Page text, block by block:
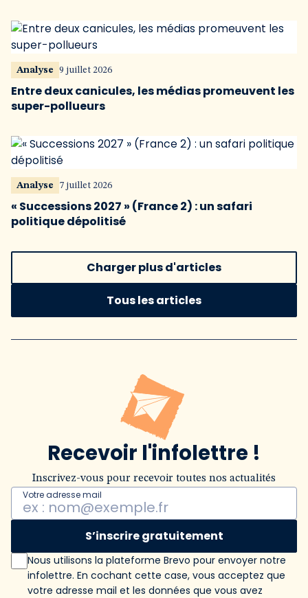
Analyse 9 juillet 2026
Entre deux canicules, les médias promeuvent les
super-pollueurs
Analyse 7 juillet 2026
« Successions 2027 » (France 2) : un safari
politique dépolitisé
Charger plus d'articles
Tous les articles
Recevoir l'infolettre !
Inscrivez-vous pour recevoir toutes nos actualités
Votre adresse mail
S’inscrire gratuitement
Nous utilisons la plateforme Brevo pour envoyer notre
infolettre. En cochant cette case, vous acceptez que
votre adresse mail et les données que vous avez